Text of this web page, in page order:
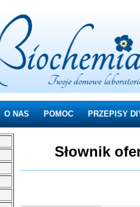
O NAS POMOC PRZEPISY
Słownik